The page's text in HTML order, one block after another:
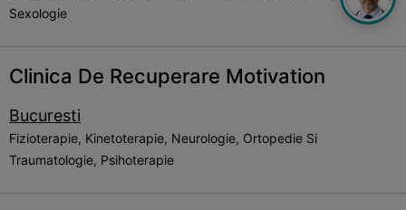
Sexologie
Clinica De Recuperare Motivation
Bucuresti
Fizioterapie, Kinetoterapie, Neurologie, Ortopedie Si
Traumatologie, Psihoterapie